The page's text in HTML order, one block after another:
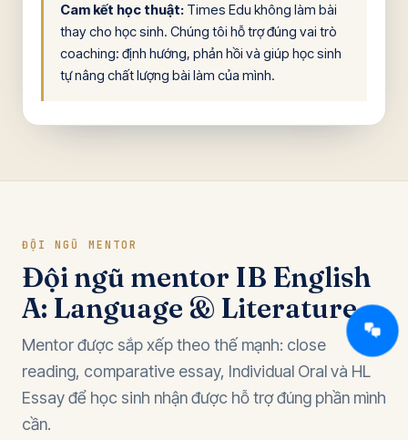
Cam kết học thuật: Times Edu không làm bài
thay cho học sinh. Chúng tôi hỗ trợ đúng vai trò
coaching: định hướng, phản hồi và giúp học sinh
tự nâng chất lượng bài làm của mình.
ĐỘI NGŨ MENTOR
Đội ngũ mentor IB English
A: Language & Literature
Mentor được sắp xếp theo thế mạnh: close
reading, comparative essay, Individual Oral và HL
Essay để học sinh nhận được hỗ trợ đúng phần mình
cần.